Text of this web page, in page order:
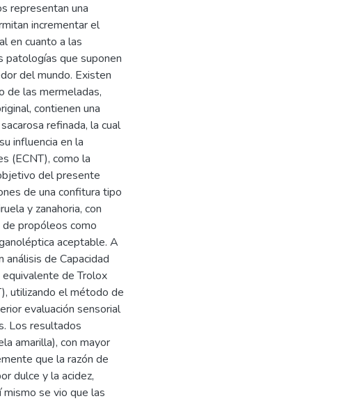
representan una
incrementar el
en cuanto a las
patologías que suponen
del mundo. Existen
de las mermeladas,
contienen una
refinada, la cual
influencia en la
(ECNT), como la
del presente
de una confitura tipo
y zanahoria, con
propóleos como
aceptable. A
de Capacidad
de Trolox
utilizando el método de
evaluación sensorial
Los resultados
amarilla), con mayor
que la razón de
dulce y la acidez,
se vio que las